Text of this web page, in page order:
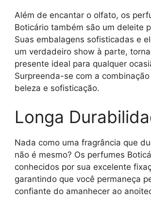
Além de encantar o olfato, os
Boticário também são um deleite
Suas embalagens sofisticadas e
um verdadeiro show à parte,
presente ideal para qualquer
Surpreenda-se com a
beleza e sofisticação.
Longa
Nada como uma fragrância que
não é mesmo? Os perfumes
conhecidos por sua excelente
garantindo que você permaneça
confiante do amanhecer ao